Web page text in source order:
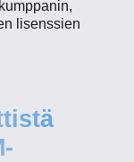
lisenssien